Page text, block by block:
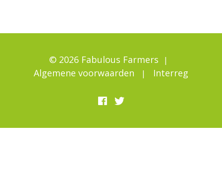
© 2026 Fabulous Farmers
Algemene voorwaarden
Interreg